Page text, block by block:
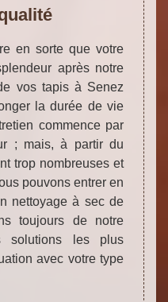
en sorte que votre
après notre
vos tapis à Senez
la durée de vie
commence par
; mais, à partir du
trop nombreuses et
pouvons entrer en
nettoyage à sec de
toujours de notre
solutions les plus
avec votre type